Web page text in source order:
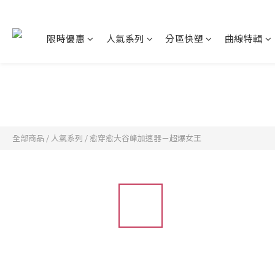
限時優惠 人氣系列 分區快塑 曲線特輯
全部商品 / 人氣系列 /愈穿愈大谷峰加速器－超爆女王